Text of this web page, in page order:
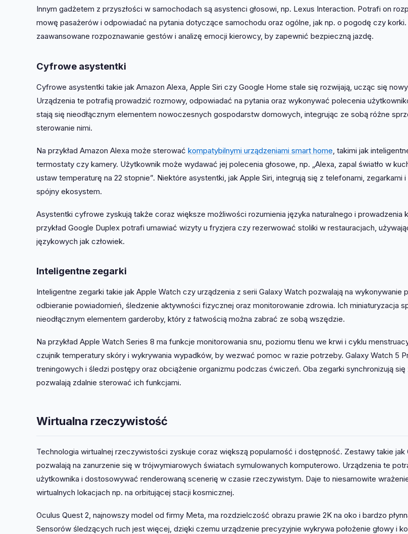
Innym gadżetem z przyszłości w samochodach są asystenci głosowi, np. Lexus Interaction. Potrafi on
mowę pasażerów i odpowiadać na pytania dotyczące samochodu oraz ogólne, jak np. o pogodę czy
zaawansowane rozpoznawanie gestów i analizę emocji kierowcy, by zapewnić bezpieczną jazdę.
Cyfrowe asystentki
Cyfrowe asystentki takie jak Amazon Alexa, Apple Siri czy Google Home stale się rozwijają, ucząc się
Urządzenia te potrafią prowadzić rozmowy, odpowiadać na pytania oraz wykonywać polecenia
stają się nieodłącznym elementem nowoczesnych gospodarstw domowych, integrując ze sobą różne
sterowanie nimi.
Na przykład Amazon Alexa może sterować kompatybilnymi urządzeniami smart home , takimi jak
termostaty czy kamery. Użytkownik może wydawać jej polecenia głosowe, np. „Alexa, zapal światło w
ustaw temperaturę na 22 stopnie”. Niektóre asystentki, jak Apple Siri, integrują się z telefonami, zegarkami
spójny ekosystem.
Asystentki cyfrowe zyskują także coraz większe możliwości rozumienia języka naturalnego i prowadzenia
przykład Google Duplex potrafi umawiać wizyty u fryzjera czy rezerwować stoliki w restauracjach,
językowych jak człowiek.
Inteligentne zegarki
Inteligentne zegarki takie jak Apple Watch czy urządzenia z serii Galaxy Watch pozwalają na wykonywanie
odbieranie powiadomień, śledzenie aktywności fizycznej oraz monitorowanie zdrowia. Ich miniaturyzacja
nieodłącznym elementem garderoby, który z łatwością można zabrać ze sobą wszędzie.
Na przykład Apple Watch Series 8 ma funkcje monitorowania snu, poziomu tlenu we krwi i cyklu
czujnik temperatury skóry i wykrywania wypadków, by wezwać pomoc w razie potrzeby. Galaxy Watch 5
treningowych i śledzi postępy oraz obciążenie organizmu podczas ćwiczeń. Oba zegarki synchronizują się
pozwalają zdalnie sterować ich funkcjami.
Wirtualna rzeczywistość
Technologia wirtualnej rzeczywistości zyskuje coraz większą popularność i dostępność. Zestawy takie jak
pozwalają na zanurzenie się w trójwymiarowych światach symulowanych komputerowo. Urządzenia te
użytkownika i dostosowywać renderowaną scenerię w czasie rzeczywistym. Daje to niesamowite
wirtualnych lokacjach np. na orbitującej stacji kosmicznej.
Oculus Quest 2, najnowszy model od firmy Meta, ma rozdzielczość obrazu prawie 2K na oko i bardzo
Sensorów śledzących ruch jest więcej, dzięki czemu urządzenie precyzyjnie wykrywa położenie głowy i